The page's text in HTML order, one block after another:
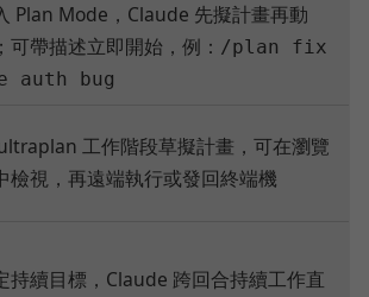
Plan Mode，Claude 先擬計畫再動
可帶描述立即開始，例： /plan fix
auth bug
工作階段草擬計畫，可在瀏覽
檢視，再遠端執行或發回終端機
持續目標，Claude 跨回合持續工作直